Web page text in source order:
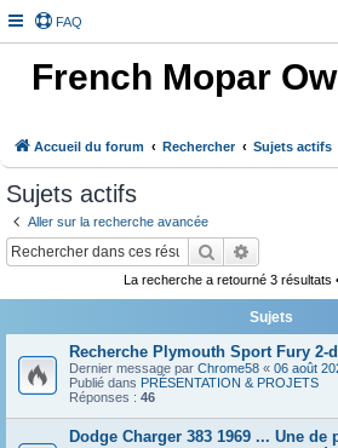
FAQ
French Mopar
Accueil du forum Rechercher Sujets actifs
Sujets actifs
Aller sur la recherche avancée
Rechercher
La recherche a retourné 3 résultats
Sujets
Recherche Plymouth Sport Fury 2-
Dernier message par Chrome58 « 06 août
Publié dans PRÉSENTATION & PROJETS
Réponses : 46
Dodge Charger 383 1969 ... Une de